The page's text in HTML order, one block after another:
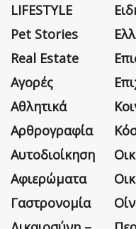
LIFESTYLE
Pet Stories
Real Estate
Αγορές
Αθλητικά
Αρθρογραφία
Αυτοδιοίκηση
Αφιερώματα
Γαστρονομία